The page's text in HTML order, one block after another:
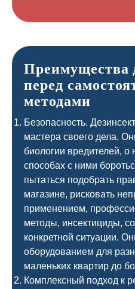
Преимущества
перед
методами
Безопасность.
мастера своего дела.
биологии вредителей,
способах с ними
пытаться подобрать
магазине, рисковать
применением,
методы, инсектициды,
конкретной ситуации.
оборудованием для
маленьких квартир до
Комплексный подход к